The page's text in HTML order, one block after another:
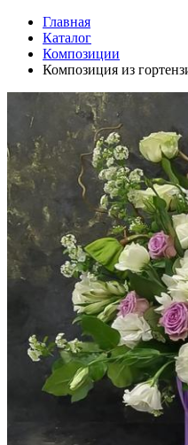
Главная
Каталог
Композиции
Композиция из